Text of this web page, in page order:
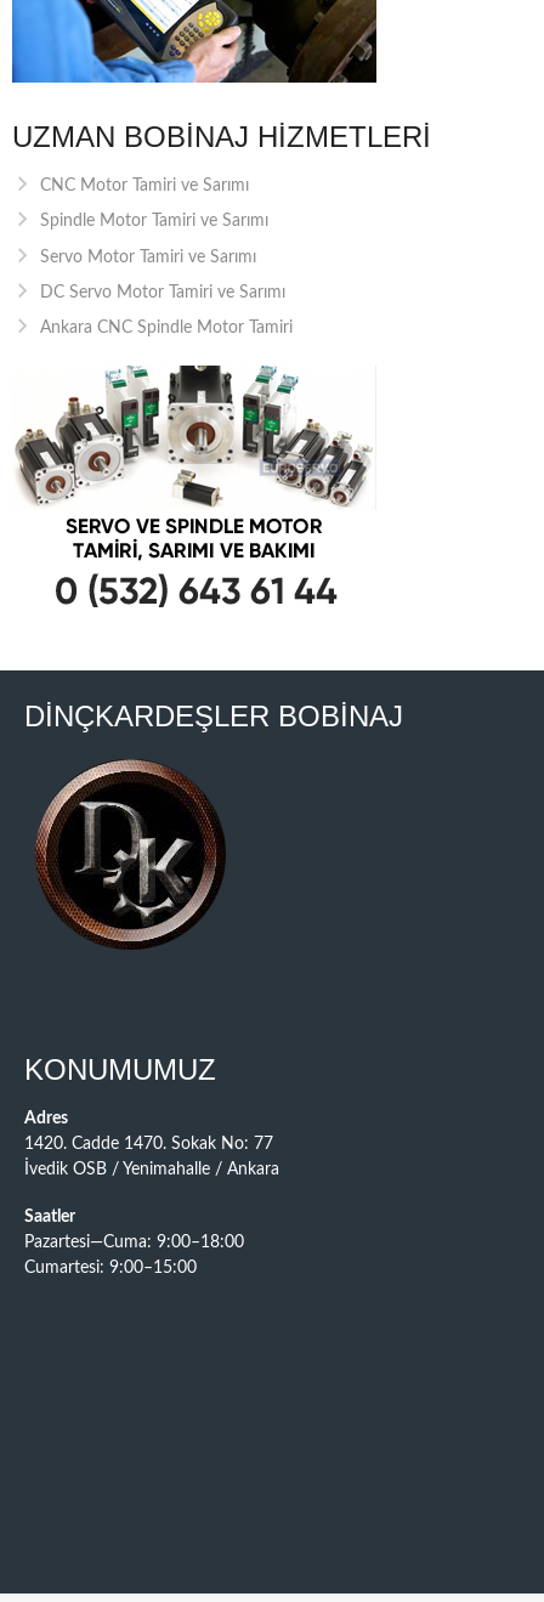
UZMAN BOBINAJ HIZMETLERI
CNC Motor Tamiri ve Sarımı
Spindle Motor Tamiri ve Sarımı
Servo Motor Tamiri ve Sarımı
DC Servo Motor Tamiri ve Sarımı
Ankara CNC Spindle Motor Tamiri
DİNÇKARDEŞLER BOBİNAJ
KONUMUMUZ
Adres
1420. Cadde 1470. Sokak No: 77
İvedik OSB / Yenimahalle / Ankara
Saatler
Pazartesi—Cuma: 9:00–18:00
Cumartesi: 9:00–15:00